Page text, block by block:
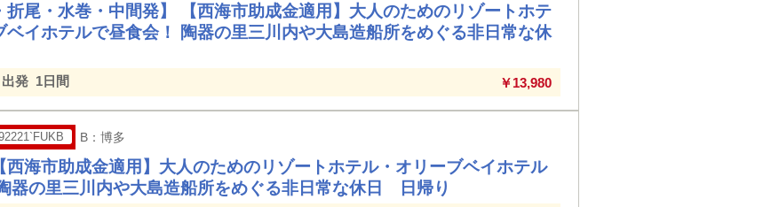
折尾・水巻・中間発】 【西海市助成金適用】大人のためのリゾートホテ
ベイホテルで昼食会！ 陶器の里三川内や大島造船所をめぐる非日常な休
発 1日間 ￥13,980
B：博多
西海市助成金適用】大人のためのリゾートホテル・オリーブベイホテル
器の里三川内や大島造船所をめぐる非日常な休日 日帰り